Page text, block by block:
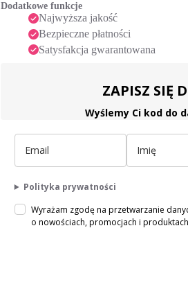
Dodatkowe funkcje
Najwyższa jakość
Bezpieczne płatności
Satysfakcja gwarantowana
ZAPISZ SIĘ
Wyślemy Ci kod do
Polityka prywatności
Wyrażam zgodę na przetwarzanie
o nowościach, promocjach i